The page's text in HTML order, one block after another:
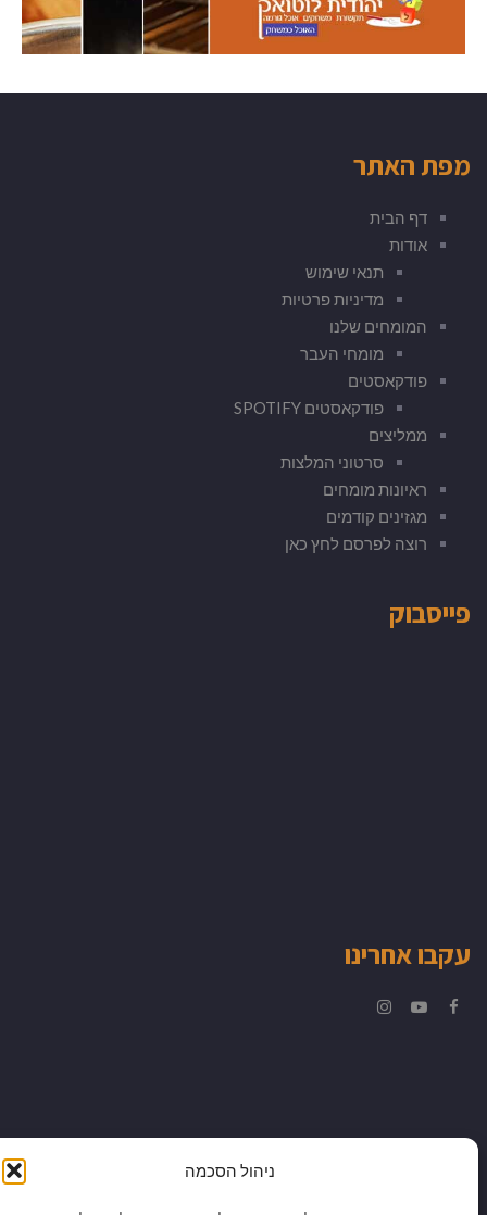
ניהול הסכמה
מפת האתר
דף הבית
אודות
תנאי שימוש
מדיניות פרטיות
המומחים שלנו
מומחי העבר
פודקאסטים
פודקאסטים SPOTIFY
ממליצים
סרטוני המלצות
ראיונות מומחים
מגזינים קודמים
רוצה לפרסם לחץ כאן
פייסבוק
עקבו אחרינו